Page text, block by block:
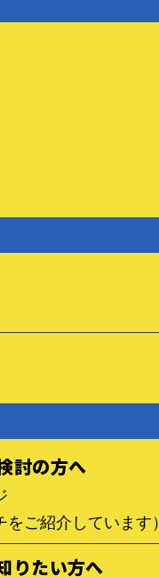
討の方へ
ご紹介しています）
りたい方へ